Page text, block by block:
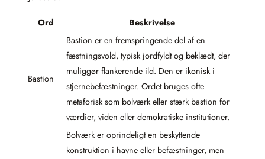
Ord Beskrivelse
Bastion
Bastion er en fremspringende del af en
fæstningsvold, typisk jordfyldt og beklædt, der
muliggør flankerende ild. Den er ikonisk i
stjernebefæstninger. Ordet bruges ofte
metaforisk som bolværk eller stærk bastion for
værdier, viden eller demokratiske institutioner.
Bolværk er oprindeligt en beskyttende
konstruktion i havne eller befæstninger, men